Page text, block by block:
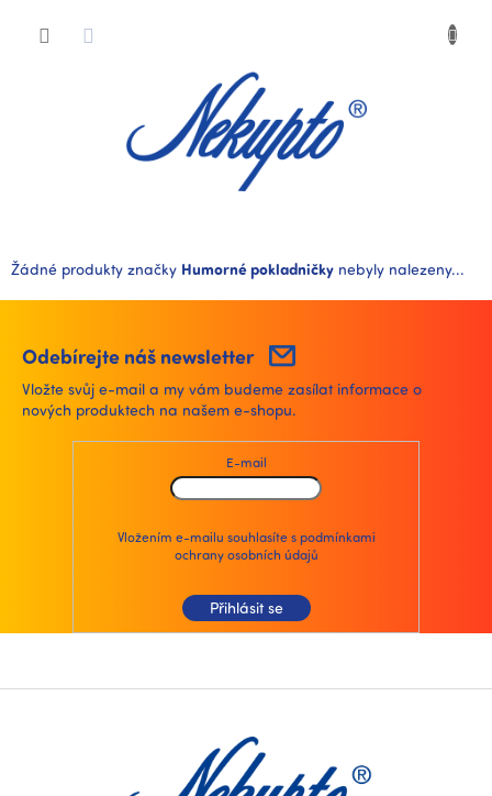
Žádné produkty značky Humorné pokladničky nebyly nalezeny...
Odebírejte náš newsletter
Vložte svůj e-mail a my vám budeme zasílat informace o
nových produktech na našem e-shopu.
E-mail
Vložením e-mailu souhlasíte spodmínkami
ochrany osobních údajů
Přihlásit se
p